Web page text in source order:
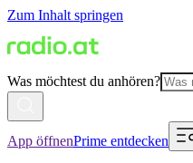
Zum Inhalt springen
Was möchtest du anhören?
App öffnenPrime entdecken